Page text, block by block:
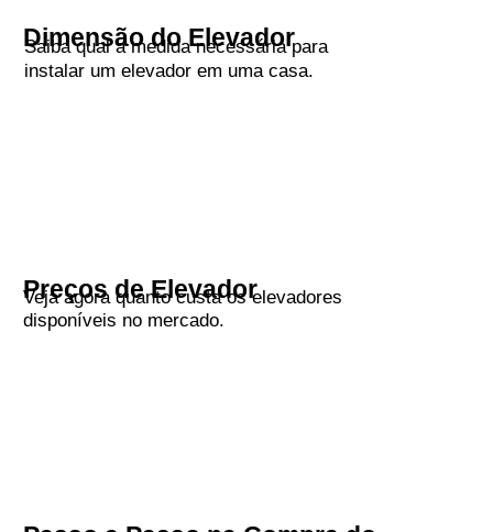
Dimensão do Elevador
Saiba qual a medida necessária para
instalar um elevador em uma casa.
Preços de Elevador
Veja agora quanto custa os elevadores
disponíveis no mercado.